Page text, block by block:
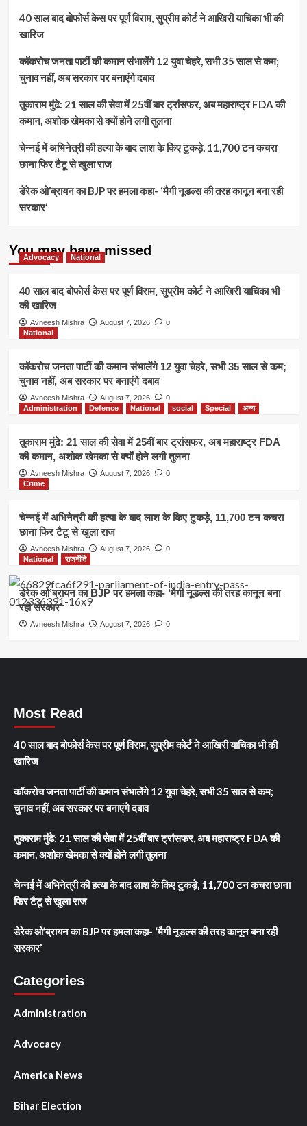
विजय
में
भगदड़:
मौतें,
घायल
40 साल बाद बोफोर्स केस पर पूर्ण विराम, सुप्रीम कोर्ट ने आखिरी याचिका भी की
खारिज
कॉकरोच जनता पार्टी की कमान संभालेंगे 12 युवा चेहरे, सभी 35 साल से कम;
चुनाव नहीं, अब सरकार पर बनाएंगे दबाव
तुकाराम मुंढे: 21 साल की सेवा में 25वीं बार ट्रांसफर, अब महाराष्ट्र FDA की
कमान, अशोक खेमका से क्यों होने लगी तुलना
चेन्नई में अभिनेत्री की हत्या के बाद लाश के किए टुकड़े, 11,700 टन कचरा
छाना फिर टैटू से खुला राज
डेरेक ओ’ब्रायन का BJP पर हमला कहा- ‘मैगी नूडल्स की तरह कानून बना रही
सरकार’
You may have missed
Advocacy National
40 साल बाद बोफोर्स केस पर पूर्ण विराम, सुप्रीम कोर्ट ने आखिरी याचिका भी
की खारिज
Avneesh Mishra August 7, 2026
0
National
कॉकरोच जनता पार्टी की कमान संभालेंगे 12 युवा चेहरे, सभी 35 साल से कम;
चुनाव नहीं, अब सरकार पर बनाएंगे दबाव
Avneesh Mishra August 7, 2026
0
Administration
Defence National social Special अन्य
तुकाराम मुंढे: 21 साल की सेवा में 25वीं बार ट्रांसफर, अब महाराष्ट्र FDA
की कमान, अशोक खेमका से क्यों होने लगी तुलना
Avneesh Mishra August 7, 2026
0
Crime
चेन्नई में अभिनेत्री की हत्या के बाद लाश के किए टुकड़े, 11,700 टन कचरा
छाना फिर टैटू से खुला राज
Avneesh Mishra August 7, 2026
0
National
राजनीति
डेरेक ओ’ब्रायन का BJP पर हमला कहा- ‘मैगी नूडल्स की तरह कानून बना
रही सरकार’
Avneesh Mishra August 7, 2026 0
Most Read
40 साल बाद बोफोर्स केस पर पूर्ण विराम, सुप्रीम कोर्ट ने आखिरी याचिका भी की
खारिज
कॉकरोच जनता पार्टी की कमान संभालेंगे 12 युवा चेहरे, सभी 35 साल से कम;
चुनाव नहीं, अब सरकार पर बनाएंगे दबाव
तुकाराम मुंढे: 21 साल की सेवा में 25वीं बार ट्रांसफर, अब महाराष्ट्र FDA की
कमान, अशोक खेमका से क्यों होने लगी तुलना
चेन्नई में अभिनेत्री की हत्या के बाद लाश के किए टुकड़े, 11,700 टन कचरा छाना
फिर टैटू से खुला राज
डेरेक ओ’ब्रायन का BJP पर हमला कहा- ‘मैगी नूडल्स की तरह कानून बना रही
सरकार’
Categories
Administration
Advocacy
America News
Bihar Election